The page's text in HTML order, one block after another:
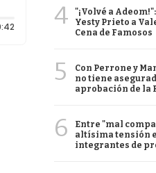
Duración: 42 segundos
4
"¡Volvé a
Yesty Prieto a
Cena de Famosos
5
Con Perrone y
no tiene
aprobación de la
6
Entre "mal
altísima tensión
integrantes de